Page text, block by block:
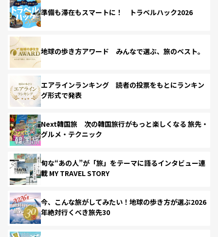
準備も滞在もスマートに！ トラベルハック2026
地球の歩き方アワード みんなで選ぶ、旅のベスト。
エアラインランキング 読者の投票をもとにランキン
グ形式で発表
Next韓国旅 次の韓国旅行がもっと楽しくなる 旅先・
グルメ・テクニック
旬な“あの人”が「旅」をテーマに語るインタビュー連
載 MY TRAVEL STORY
今、こんな旅がしてみたい！地球の歩き方が選ぶ2026
年絶対行くべき旅先30